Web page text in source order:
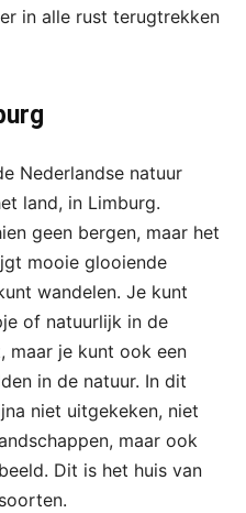
in alle rust terugtrekken
Nederlandse natuur
land, in Limburg.
geen bergen, maar het
mooie glooiende
wandelen. Je kunt
of natuurlijk in de
maar je kunt ook een
in de natuur. In dit
niet uitgekeken, niet
maar ook
Dit is het huis van